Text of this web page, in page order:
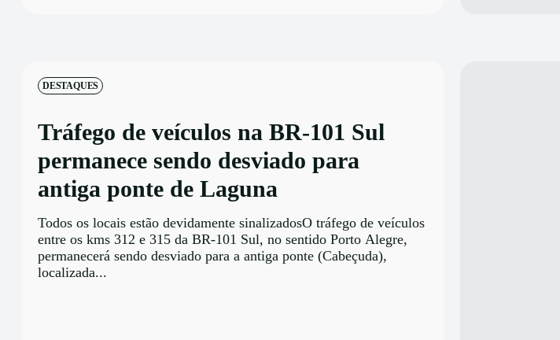
DESTAQUES
Tráfego de veículos na BR-101 Sul
permanece sendo desviado para
antiga ponte de Laguna
Todos os locais estão devidamente sinalizadosO tráfego de veículos
entre os kms 312 e 315 da BR-101 Sul, no sentido Porto Alegre,
permanecerá sendo desviado para a antiga ponte (Cabeçuda),
localizada...